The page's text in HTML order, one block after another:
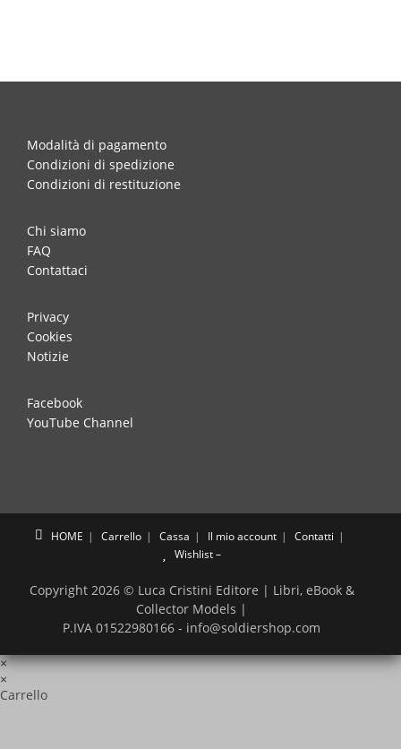
Modalità di pagamento
Condizioni di spedizione
Condizioni di restituzione
Chi siamo
FAQ
Contattaci
Privacy
Cookies
Notizie
Facebook
YouTube Channel
HOME Carrello Cassa Il mio account
Contatti
Wishlist –
Copyright 2026 © Luca Cristini Editore | Libri, eBook &
Collector Models |
P.IVA 01522980166 - info@soldiershop.com
×
×
Carrello